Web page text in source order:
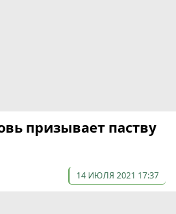
призывает паству
14 ИЮЛЯ 2021 17:37